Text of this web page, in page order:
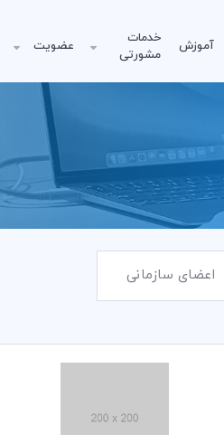
آموزش
خدمات
مشورتی
عضویت
اعضای سازمانی